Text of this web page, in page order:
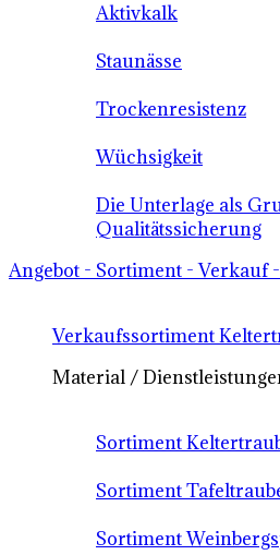
Aktivkalk
Staunässe
Trockenresistenz
Wüchsigkeit
Die Unterlage als
Qualitätssicherung
Angebot - Sortiment - Verkauf
Verkaufssortiment
Material /
Sortiment
Sortiment
Sortiment